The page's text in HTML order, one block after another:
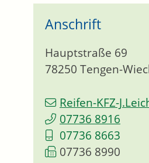
Anschrift
Hauptstraße 69
78250 Tengen-
Reifen-KFZ-
07736 8916
07736 8663
07736 8990